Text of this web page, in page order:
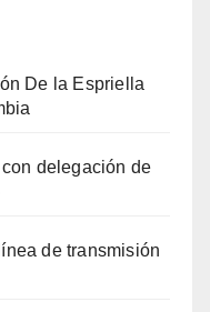
De la Espriella
delegación de
de transmisión